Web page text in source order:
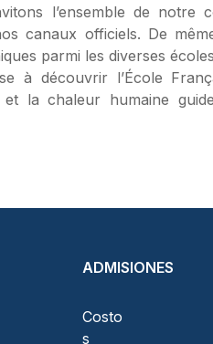
l’ensemble de notre
canaux officiels. De
parmi les diverses
à découvrir l’École
et la chaleur humaine
ADMISIONES
Costo
s